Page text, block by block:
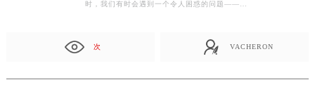
时，我们有时会遇到一个令人困惑的问题——…
次 VACHERON